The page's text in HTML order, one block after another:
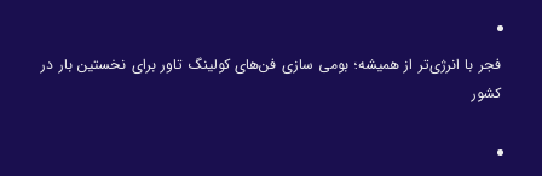
فجر با انرژی‌تر از همیشه؛ بومی سازی فن‌های کولینگ تاور برای نخستین بار در
کشور